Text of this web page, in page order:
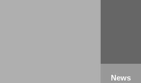
News